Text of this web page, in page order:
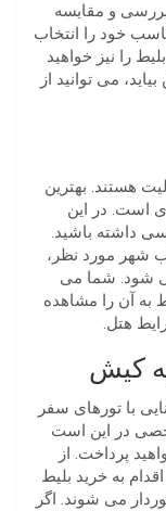
و مقایسه
خود را انتخاب
را نیز خواهید
می توانید از
به فعالیت هستند. بهترین
است. در این
داشته باشید.
شهر مورد نظر،
شود. شما می
به آن را مشاهده
هتل.
کیش
با تورهای سفر
در این است
پرداخت. از
به خرید بلیط
می شوند. اگر